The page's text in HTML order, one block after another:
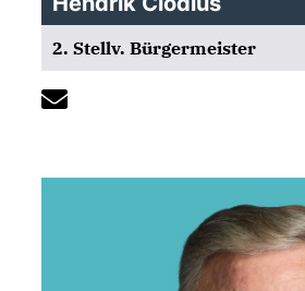
2. Stellv. Bürgermeister